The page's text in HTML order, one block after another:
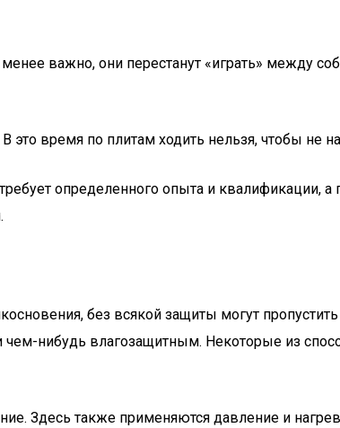
важно, они перестанут «играть» между
это время по плитам ходить нельзя, чтобы не
определенного опыта и квалификации, а
без всякой защиты могут пропустить
нибудь влагозащитным. Некоторые из
Здесь также применяются давление и